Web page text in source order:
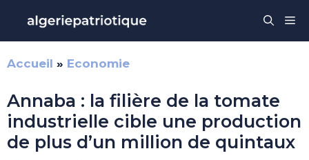
contenu
Accueil » Economie
Annaba : la filière de la tomate
industrielle cible une production
de plus d’un million de quintaux